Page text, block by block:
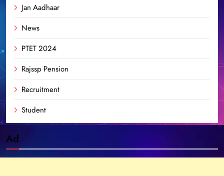
Jan Aadhaar
News
PTET 2024
Rajssp Pension
Recruitment
Student
Ad